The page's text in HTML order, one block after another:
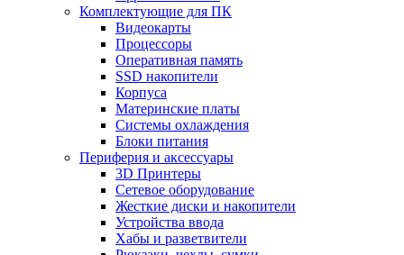
Комплектующие для ПК
Видеокарты
Процессоры
Оперативная память
SSD накопители
Корпуса
Материнские платы
Системы охлаждения
Блоки питания
Периферия и аксессуары
3D Принтеры
Сетевое оборудование
Жесткие диски и накопители
Устройства ввода
Хабы и разветвители